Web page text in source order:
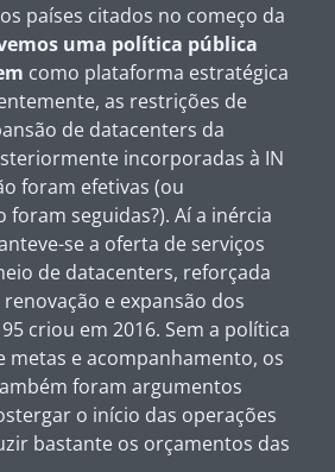
países citados no começo da
uma política pública
como plataforma estratégica
as restrições de
de datacenters da
incorporadas à IN
foram efetivas (ou
foram seguidas?). Aí a inércia
se a oferta de serviços
de datacenters, reforçada
e expansão dos
criou em 2016. Sem a política
metas e acompanhamento, os
foram argumentos
o início das operações
bastante os orçamentos das